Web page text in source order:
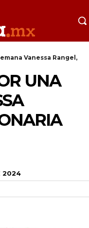
Vanessa Rangel,
UNA
2024